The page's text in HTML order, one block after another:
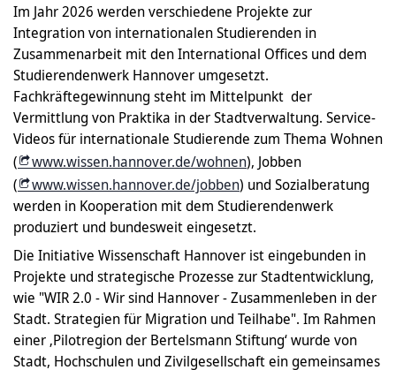
Im Jahr 2026 werden verschiedene Projekte zur
Integration von internationalen Studierenden in
Zusammenarbeit mit den International Offices und dem
Studierendenwerk Hannover umgesetzt.
Fachkräftegewinnung steht im Mittelpunkt der
Vermittlung von Praktika in der Stadtverwaltung. Service-
Videos für internationale Studierende zum Thema Wohnen
(
www.wissen.hannover.de/wohnen), Jobben
(
www.wissen.hannover.de/jobben) und Sozialberatung
werden in Kooperation mit dem Studierendenwerk
produziert und bundesweit eingesetzt.
Die Initiative Wissenschaft Hannover ist eingebunden in
Projekte und strategische Prozesse zur Stadtentwicklung,
wie "WIR 2.0 - Wir sind Hannover - Zusammenleben in der
Stadt. Strategien für Migration und Teilhabe". Im Rahmen
einer ‚Pilotregion der Bertelsmann Stiftung‘ wurde von
Stadt, Hochschulen und Zivilgesellschaft ein gemeinsames